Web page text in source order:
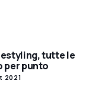
tutte le
per punto
2021